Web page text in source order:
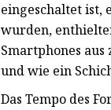
eingeschaltet ist,
wurden,
Smartphones
und wie ein
Das Tempo des